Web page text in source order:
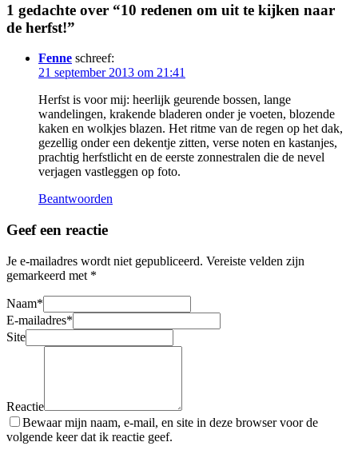
1 gedachte over “10 redenen om uit te kijken naar
de herfst!”
Fenne schreef:
21 september 2013 om 21:41
Herfst is voor mij: heerlijk geurende bossen, lange
wandelingen, krakende bladeren onder je voeten, blozende
kaken en wolkjes blazen. Het ritme van de regen op het dak,
gezellig onder een dekentje zitten, verse noten en kastanjes,
prachtig herfstlicht en de eerste zonnestralen die de nevel
verjagen vastleggen op foto.
Beantwoorden
Geef een reactie
Je e-mailadres wordt niet gepubliceerd. Vereiste velden zijn
gemarkeerd met *
Naam*
E-mailadres*
Site
Reactie
Bewaar mijn naam, e-mail, en site in deze browser voor de
volgende keer dat ik reactie geef.